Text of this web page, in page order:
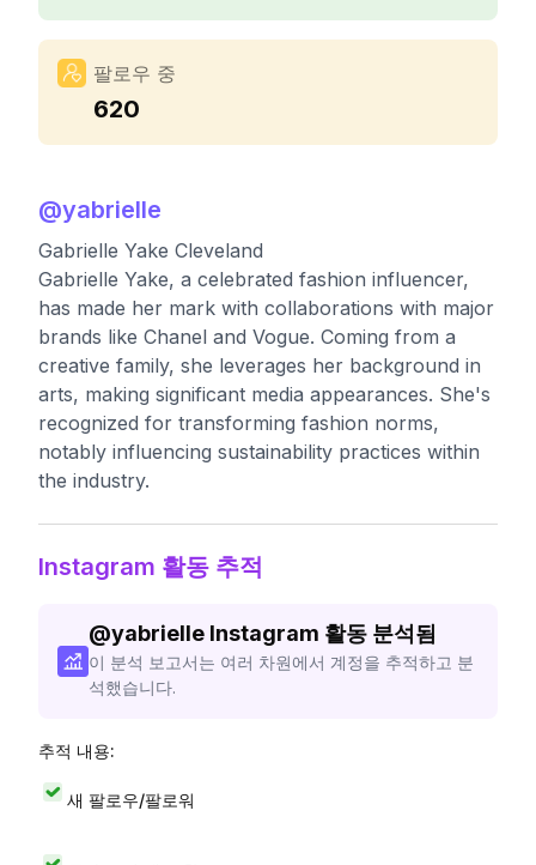
팔로우 중
620
@yabrielle
Gabrielle Yake Cleveland
Gabrielle Yake, a celebrated fashion influencer,
has made her mark with collaborations with major
brands like Chanel and Vogue. Coming from a
creative family, she leverages her background in
arts, making significant media appearances. She's
recognized for transforming fashion norms,
notably influencing sustainability practices within
the industry.
Instagram 활동 추적
@yabrielle Instagram 활동 분석됨
이 분석 보고서는 여러 차원에서 계정을 추적하고 분
석했습니다.
추적 내용:
새 팔로우/팔로워